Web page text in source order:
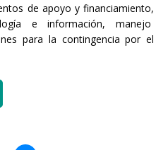
de apoyo y financiamiento,
e información, manejo
para la contingencia por el